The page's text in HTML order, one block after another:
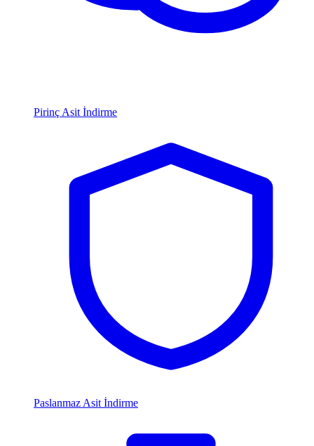
Pirinç Asit İndirme
Paslanmaz Asit İndirme